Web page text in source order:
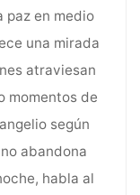
paz en medio
una mirada
atraviesan
momentos de
según
abandona
habla al